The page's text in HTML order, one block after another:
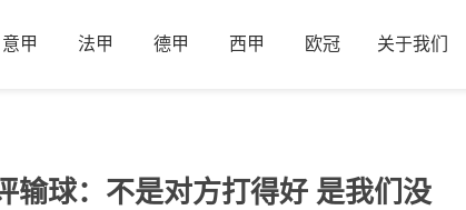
意甲 法甲 德甲 西甲 欧冠 关于我们
输球：不是对方打得好 是我们没